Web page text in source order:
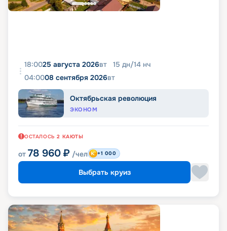
18:0025 августа 2026вт 15 дн/14 нч
04:0008 сентября 2026вт
Октябрьская революция
ЭКОНОМ
ОСТАЛОСЬ 2 КАЮТЫ
от 78 960 ₽ /чел +1 000
Выбрать круиз